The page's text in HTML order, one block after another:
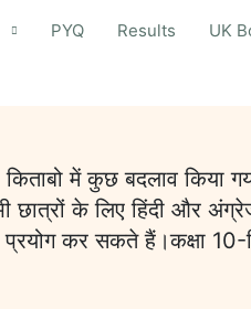
PYQ Results UK
में कुछ बदलाव किया
के लिए हिंदी और
कर सकते हैं।कक्षा